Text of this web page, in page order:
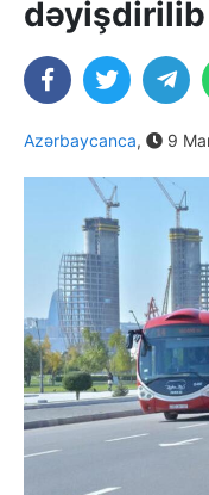
dəyişdirilib
Azərbaycanca, 9